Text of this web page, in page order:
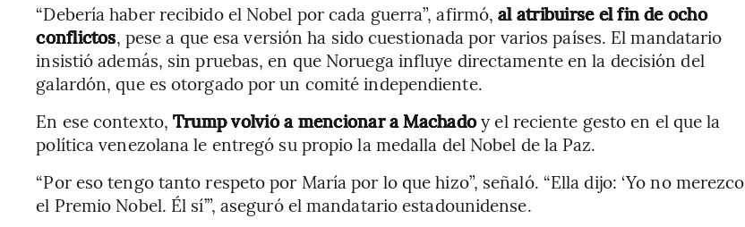
“Debería haber recibido el Nobel por cada guerra”, afirmó,al atribuirse el fin de ocho
conflictos, pese a que esa versión ha sido cuestionada por varios países. El mandatario
insistió además, sin pruebas, en que Noruega influye directamente en la decisión del
galardón, que es otorgado por un comité independiente.
En ese contexto,Trump volvió a mencionar a Machadoy el reciente gesto en el que la
política venezolana le entregó su propio la medalla del Nobel de la Paz.
“Por eso tengo tanto respeto por María por lo que hizo”, señaló. “Ella dijo: ‘Yo no merezco
el Premio Nobel. Él sí’”, aseguró el mandatario estadounidense.